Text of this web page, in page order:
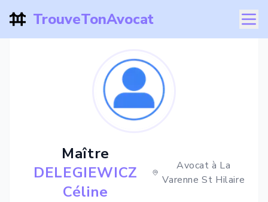
TrouveTonAvocat
Maître
DELEGIEWICZ
Céline
Avocat à La
Varenne St Hilaire